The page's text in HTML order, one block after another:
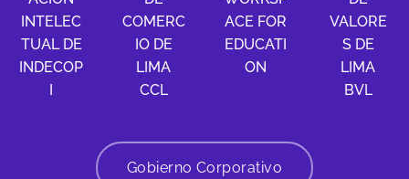
INTELEC
TUAL DE
INDECOP
COMERC
IO DE
LIMA
CCL
ACE FOR
EDUCATI
ON
VALORE
S DE
LIMA
BVL
Gobierno Corporativo